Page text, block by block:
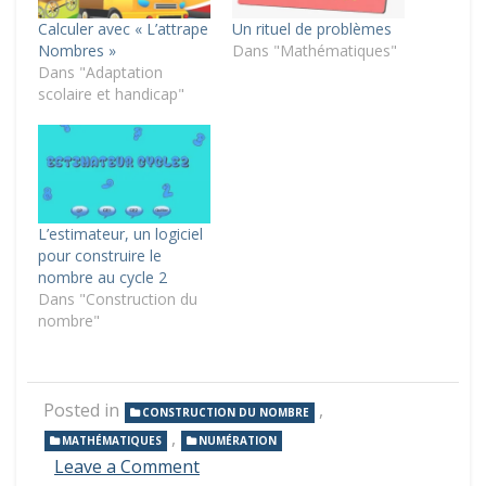
Calculer avec « L’attrape
Nombres »
Dans "Adaptation
scolaire et handicap"
Un rituel de problèmes
Dans "Mathématiques"
L’estimateur, un logiciel
pour construire le
nombre au cycle 2
Dans "Construction du
nombre"
Posted in CONSTRUCTION DU NOMBRE ,
MATHÉMATIQUES , NUMÉRATION
Leave a Commenton